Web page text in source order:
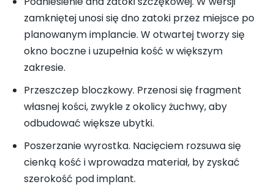
zamkniętej unosi się dno zatoki przez miejsce po
planowanym implancie. W otwartej tworzy się
okno boczne i uzupełnia kość w większym
zakresie.
Przeszczep bloczkowy. Przenosi się fragment
własnej kości, zwykle z okolicy żuchwy, aby
odbudować większe ubytki.
Poszerzanie wyrostka. Nacięciem rozsuwa się
cienką kość i wprowadza materiał, by zyskać
szerokość pod implant.